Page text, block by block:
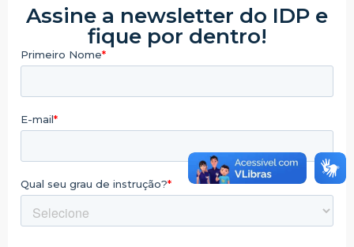
Assine a newsletter do IDP e
fique por dentro!